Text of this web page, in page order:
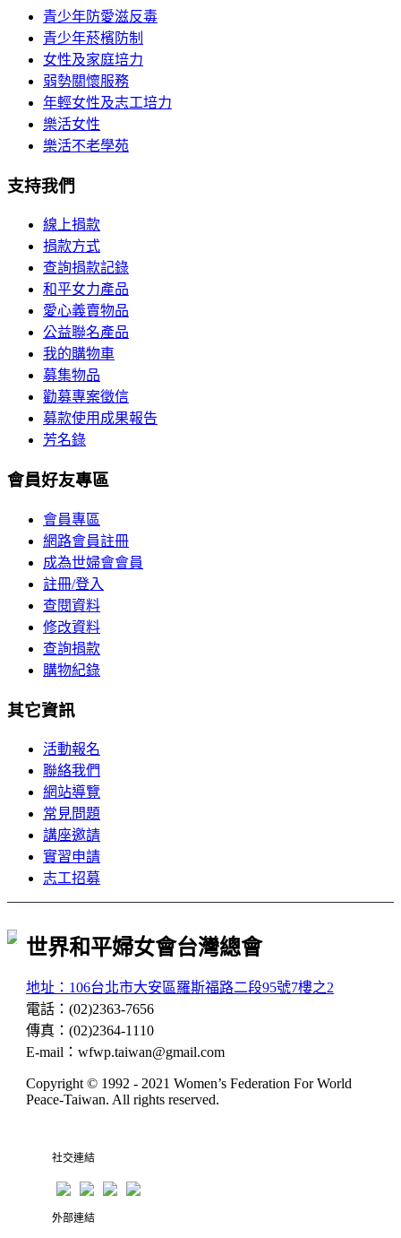
青少年防愛滋反毒
青少年菸檳防制
女性及家庭培力
弱勢關懷服務
年輕女性及志工培力
樂活女性
樂活不老學苑
支持我們
線上捐款
捐款方式
查詢捐款記錄
和平女力產品
愛心義賣物品
公益聯名產品
我的購物車
募集物品
勸募專案徵信
募款使用成果報告
芳名錄
會員好友專區
會員專區
網路會員註冊
成為世婦會會員
註冊/登入
查閱資料
修改資料
查詢捐款
購物紀錄
其它資訊
活動報名
聯絡我們
網站導覽
常見問題
講座邀請
實習申請
志工招募
世界和平婦女會台灣總會
地址：106台北市大安區羅斯福路二段95號7樓之2
電話： (02)2363-7656
傳真： (02)2364-1110
E-mail ： wfwp.taiwan@gmail.com
Copyright © 1992 - 2021 Women’s Federation For World
Peace-Taiwan. All rights reserved.
社交連結
外部連結